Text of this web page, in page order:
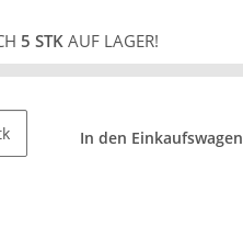
5 STKAUF LAGER!
In den Einkaufswagen